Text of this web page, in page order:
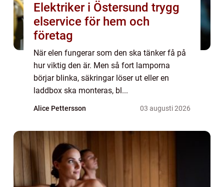
Elektriker i Östersund trygg
elservice för hem och
företag
När elen fungerar som den ska tänker få på
hur viktig den är. Men så fort lamporna
börjar blinka, säkringar löser ut eller en
laddbox ska monteras, bl...
Alice Pettersson 03 augusti 2026